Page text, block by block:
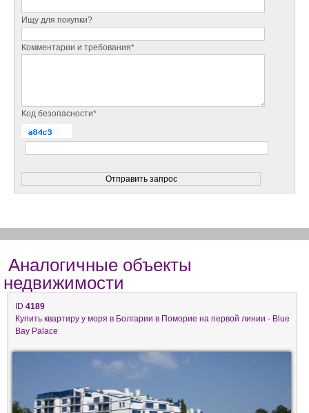
Ищу для покупки?
Комментарии и требования*
Код безопасности*
Аналогичные объекты
недвижимости
ID 4189
Купить квартиру у моря в Болгарии в Поморие на первой линии - Blue
Bay Palace